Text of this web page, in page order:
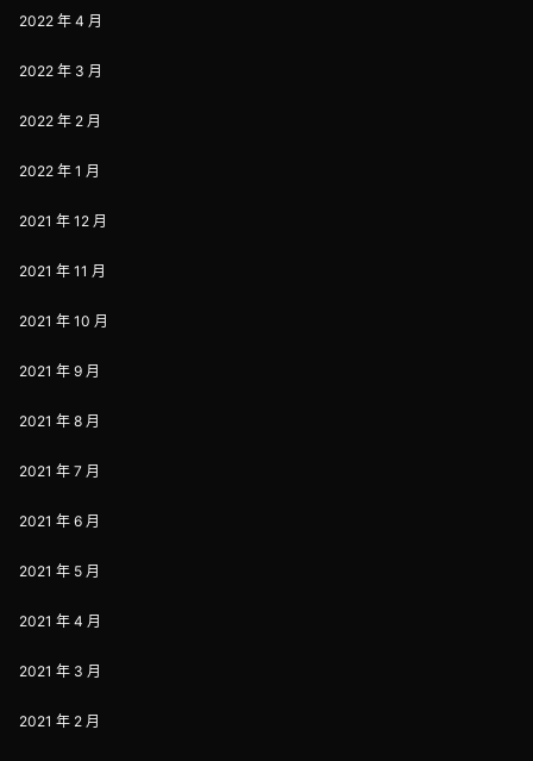
2022 年 4 月
2022 年 3 月
2022 年 2 月
2022 年 1 月
2021 年 12 月
2021 年 11 月
2021 年 10 月
2021 年 9 月
2021 年 8 月
2021 年 7 月
2021 年 6 月
2021 年 5 月
2021 年 4 月
2021 年 3 月
2021 年 2 月